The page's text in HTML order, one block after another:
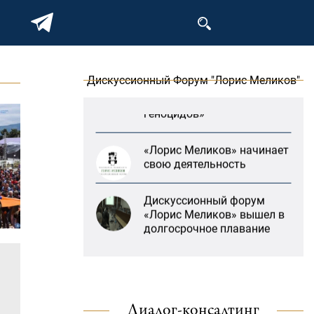
Дискуссионный Форум "Лорис Меликов"
заседание дискуссионного
форума «Лорис Меликов»
на тему: «ООН и
свою деятельность
Дискуссионный форум
«Лорис Меликов» вышел в
долгосрочное плавание
В Москве прошло
заседание дискуссионного